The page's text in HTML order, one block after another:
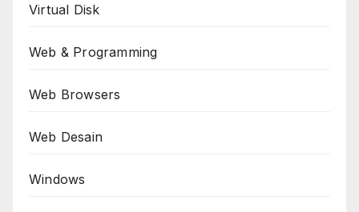
Virtual Disk
Web & Programming
Web Browsers
Web Desain
Windows